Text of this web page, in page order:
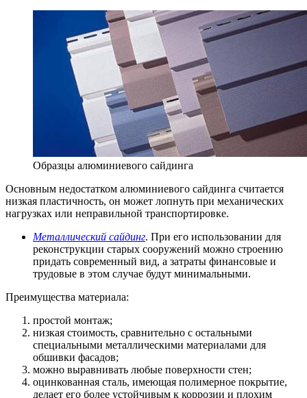
Образцы алюминиевого сайдинга
Основным недостатком алюминиевого сайдинга считается
низкая пластичность, он может лопнуть при механических
нагрузках или неправильной транспортировке.
Металлический сайдинг. При его использовании для
реконструкции старых сооружений можно строению
придать современный вид, а затраты финансовые и
трудовые в этом случае будут минимальными.
Преимущества материала:
простой монтаж;
низкая стоимость, сравнительно с остальными
специальными металлическими материалами для
обшивки фасадов;
можно выравнивать любые поверхности стен;
оцинкованная сталь, имеющая полимерное покрытие,
делает его более устойчивым к коррозии и плохим